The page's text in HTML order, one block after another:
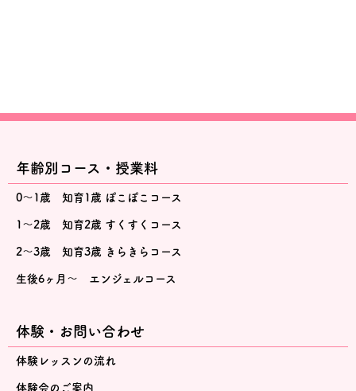
年齢別コース・授業料
0～1歳 知育1歳 ぽこぽこコース
1～2歳 知育2歳 すくすくコース
2～3歳 知育3歳 きらきらコース
生後6ヶ月～ エンジェルコース
体験・お問い合わせ
体験レッスンの流れ
体験会のご案内